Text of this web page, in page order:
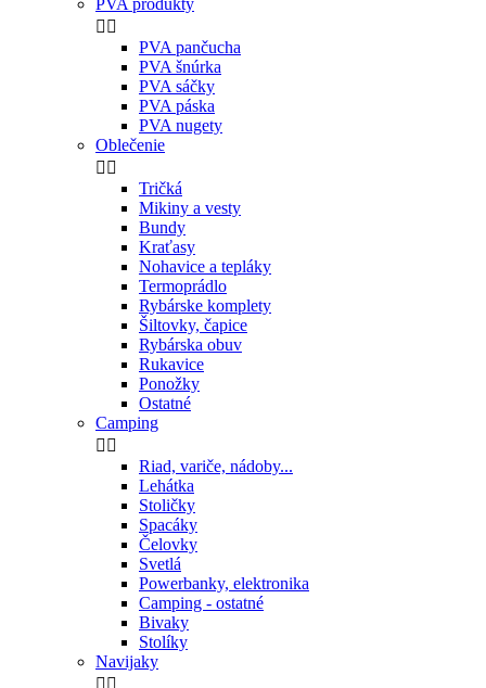
Boilies
Obaľovacie pasty
Dipy-esencie-spreje
Booster - Tekuté zálievky
Krmítková zmes
Partikel-partiklové nástrahy
Umelé nástrahy
Nástrahy na háčik
cestá
Prísady a komponenty
Nástrahy na feeder
Potreby k zakrmovaniu
Sety kŕmenia
Vábničky na sumce
Návnady a nástrahy na Amury
Návnady a nástrahy do studenej vody
Bižutéria
Háčiky
Rovnátka
Obratlíky, karabíny
Závesky a montáže
Prevleky, hadičky
Silony - vlasce
Šnúry
Šokové šnúry a vlasce
Krúžky, držiaky nástrah
Ihly, nožničky, vrtáky
Nadväzce
Náväzcové šnúrky a fluorocarbony
Drobná bižutéria
Rybárske olová - záťaže